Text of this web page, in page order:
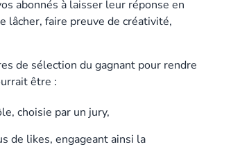
abonnés à laisser leur réponse en
lâcher, faire preuve de créativité,
de sélection du gagnant pour rendre
être :
choisie par un jury,
de likes, engageant ainsi la